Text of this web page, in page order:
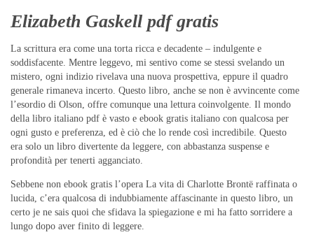
Elizabeth Gaskell pdf gratis
La scrittura era come una torta ricca e decadente – indulgente e
soddisfacente. Mentre leggevo, mi sentivo come se stessi svelando un
mistero, ogni indizio rivelava una nuova prospettiva, eppure il quadro
generale rimaneva incerto. Questo libro, anche se non è avvincente come
l’esordio di Olson, offre comunque una lettura coinvolgente. Il mondo
della libro italiano pdf è vasto e ebook gratis italiano con qualcosa per
ogni gusto e preferenza, ed è ciò che lo rende così incredibile. Questo
era solo un libro divertente da leggere, con abbastanza suspense e
profondità per tenerti agganciato.
Sebbene non ebook gratis l’opera La vita di Charlotte Brontë raffinata o
lucida, c’era qualcosa di indubbiamente affascinante in questo libro, un
certo je ne sais quoi che sfidava la spiegazione e mi ha fatto sorridere a
lungo dopo aver finito di leggere.